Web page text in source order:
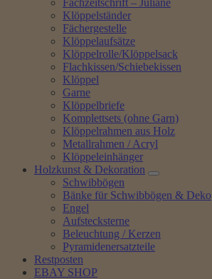
Fachzeitschrift – Juliane
Klöppelständer
Fächergestelle
Klöppelaufsätze
Klöppelrolle/Klöppelsack
Flachkissen/Schiebekissen
Klöppel
Garne
Klöppelbriefe
Komplettsets (ohne Garn)
Klöppelrahmen aus Holz
Metallrahmen / Acryl
Klöppeleinhänger
Holzkunst & Dekoration
Schwibbögen
Bänke für Schwibbögen & Deko
Engel
Aufstecksterne
Beleuchtung / Kerzen
Pyramidenersatzteile
Restposten
EBAY SHOP